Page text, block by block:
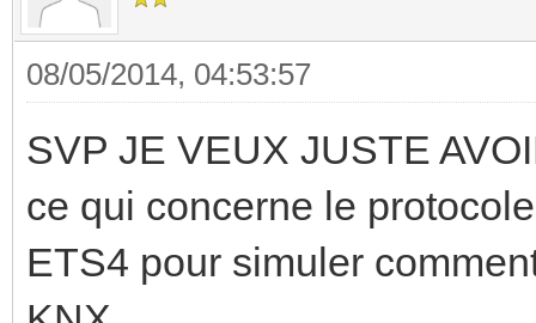
08/05/2014, 04:53:57
SVP JE VEUX JUSTE
ce qui concerne le
ETS4 pour simuler